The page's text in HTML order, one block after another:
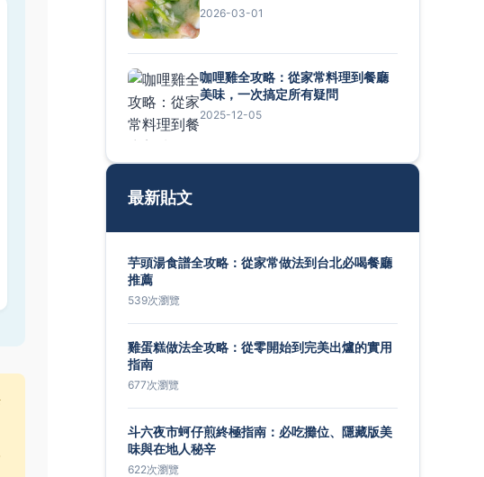
2026-03-01
咖哩雞全攻略：從家常料理到餐廳
美味，一次搞定所有疑問
2025-12-05
最新貼文
芋頭湯食譜全攻略：從家常做法到台北必喝餐廳
推薦
539次瀏覽
雞蛋糕做法全攻略：從零開始到完美出爐的實用
指南
677次瀏覽
斗六夜市蚵仔煎終極指南：必吃攤位、隱藏版美
味與在地人秘辛
622次瀏覽